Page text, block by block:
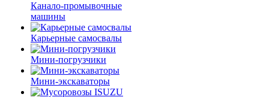
Канало-промывочные
машины
Карьерные самосвалы
Мини-погрузчики
Мини-экскаваторы